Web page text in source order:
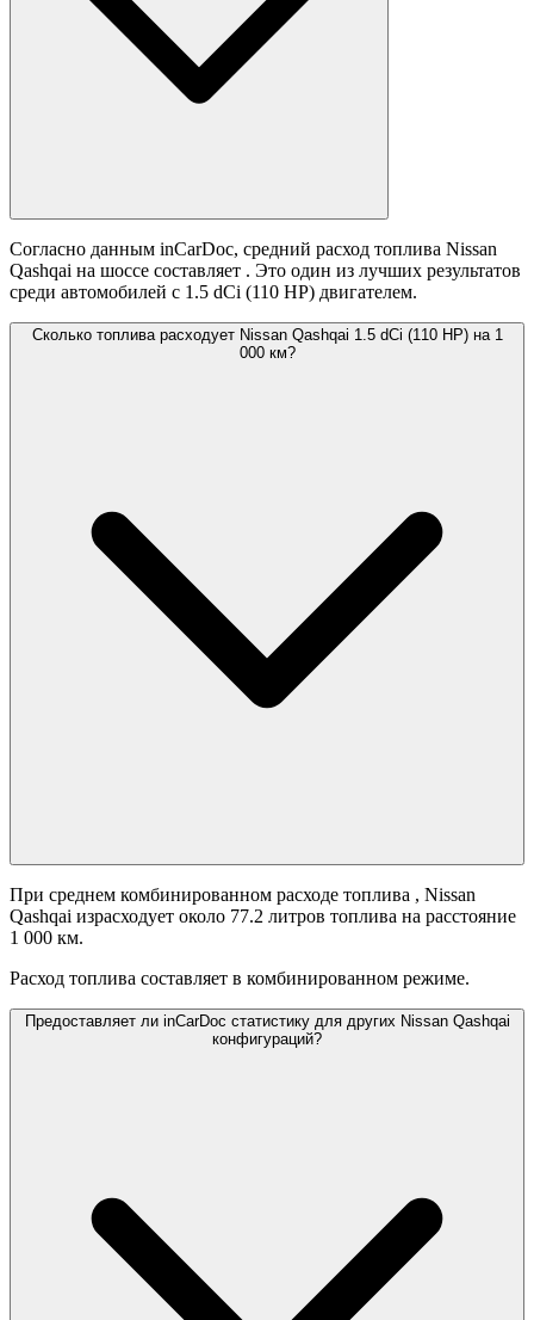
Согласно данным inCarDoc, средний расход топлива Nissan
Qashqai на шоссе составляет . Это один из лучших результатов
среди автомобилей с 1.5 dCi (110 HP) двигателем.
Сколько топлива расходует Nissan Qashqai 1.5 dCi (110 HP) на 1
000 км?
При среднем комбинированном расходе топлива , Nissan
Qashqai израсходует около 77.2 литров топлива на расстояние
1 000 км.
Расход топлива составляет в комбинированном режиме.
Предоставляет ли inCarDoc статистику для других Nissan Qashqai
конфигураций?